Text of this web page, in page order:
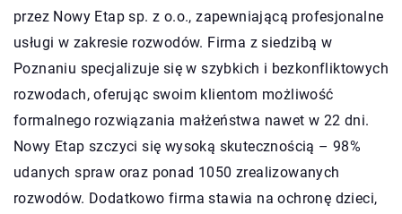
przez Nowy Etap sp. z o.o., zapewniającą profesjonalne
usługi w zakresie rozwodów. Firma z siedzibą w
Poznaniu specjalizuje się w szybkich i bezkonfliktowych
rozwodach, oferując swoim klientom możliwość
formalnego rozwiązania małżeństwa nawet w 22 dni.
Nowy Etap szczyci się wysoką skutecznością – 98%
udanych spraw oraz ponad 1050 zrealizowanych
rozwodów. Dodatkowo firma stawia na ochronę dzieci,